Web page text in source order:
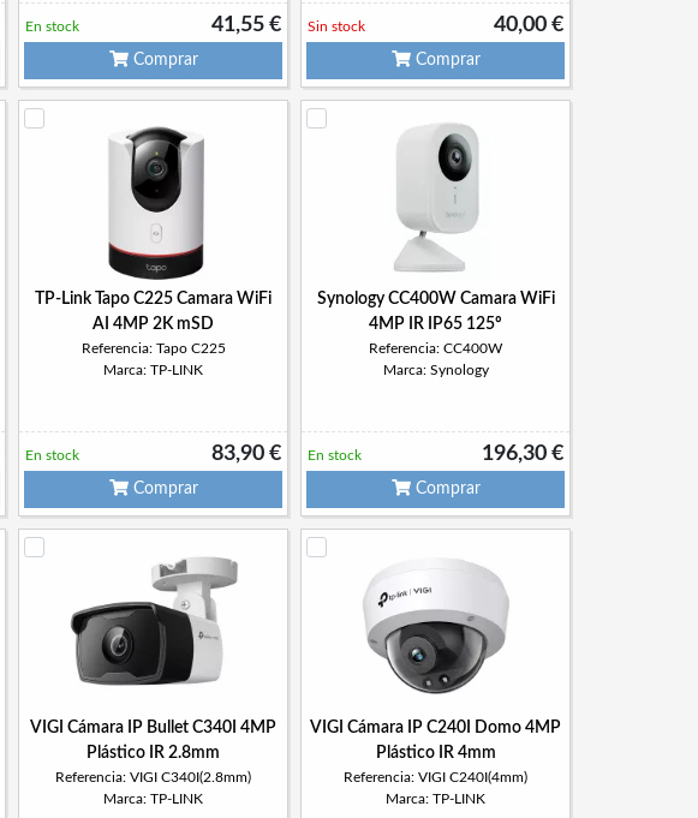
41,55 €
En stock
Comprar
40,00 €
Sin stock
Comprar
TP-Link Tapo C225 Camara WiFi
AI 4MP 2K mSD
Referencia: Tapo C225
Marca: TP-LINK
83,90 €
En stock
Comprar
Synology CC400W Camara WiFi
4MP IR IP65 125º
Referencia: CC400W
Marca: Synology
196,30 €
En stock
Comprar
VIGI Cámara IP Bullet C340I 4MP
Plástico IR 2.8mm
Referencia: VIGI C340I(2.8mm)
Marca: TP-LINK
VIGI Cámara IP C240I Domo 4MP
Plástico IR 4mm
Referencia: VIGI C240I(4mm)
Marca: TP-LINK